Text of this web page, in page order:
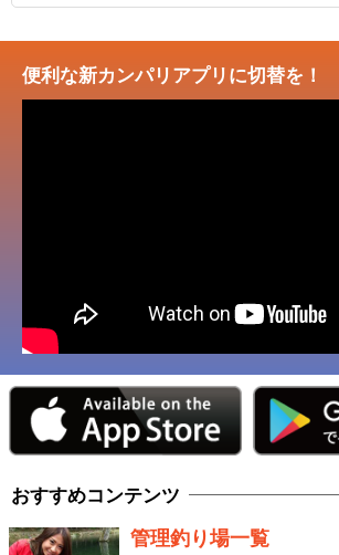
便利な新カンパリアプリに切替を！
おすすめコンテンツ
管理釣り場一覧